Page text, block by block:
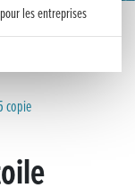
les entreprises
copie